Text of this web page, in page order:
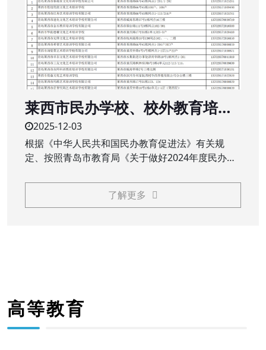
莱西市民办学校、校外教育培训
机构2024年度办学年检结果公示
2025-12-03
根据《中华人民共和国民办教育促进法》有关规
定、按照青岛市教育局《关于做好2024年度民办教
号）要求，莱西市教育和体育局对民办学校（民办
中小学、职业学校）、校外教育培训机构2024年度
了解更多
高等教育